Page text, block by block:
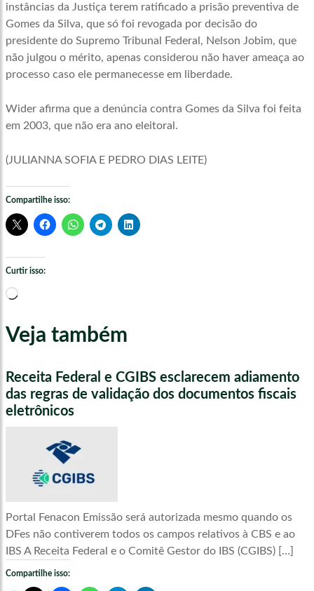
instâncias da Justiça terem ratificado a prisão preventiva de
Gomes da Silva, que só foi revogada por decisão do
presidente do Supremo Tribunal Federal, Nelson Jobim, que
não julgou o mérito, apenas considerou não haver ameaça ao
processo caso ele permanecesse em liberdade.
Wider afirma que a denúncia contra Gomes da Silva foi feita
em 2003, que não era ano eleitoral.
(JULIANNA SOFIA E PEDRO DIAS LEITE)
Compartilhe isso:
Curtir isso:
Carregando...
Veja também
Receita Federal e CGIBS esclarecem adiamento
das regras de validação dos documentos fiscais
eletrônicos
Portal Fenacon Emissão será autorizada mesmo quando os
DFes não contiverem todos os campos relativos à CBS e ao
IBS A Receita Federal e o Comitê Gestor do IBS (CGIBS) […]
Compartilhe isso: